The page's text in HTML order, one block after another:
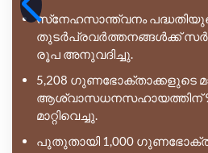
സ്‌നേഹസാന്ത്വനം
തുടർപ്രവർത്തനങ്ങൾക്ക്
രൂപ അനുവദിച്ചു.
5,208 ഗുണഭോക്താക്കളുടെ
ആശ്വാസധനസഹായത്തിന്
മാറ്റിവെച്ചു.
പുതുതായി 1,000